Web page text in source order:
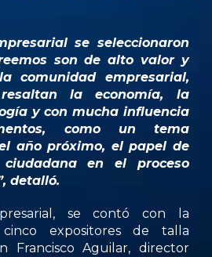
se seleccionaron
son de alto valor y
comunidad empresarial,
la economía, la
y con mucha influencia
como un tema
año próximo, el papel de
en el proceso
detalló.
se contó con la
expositores de talla
Francisco Aguilar, director